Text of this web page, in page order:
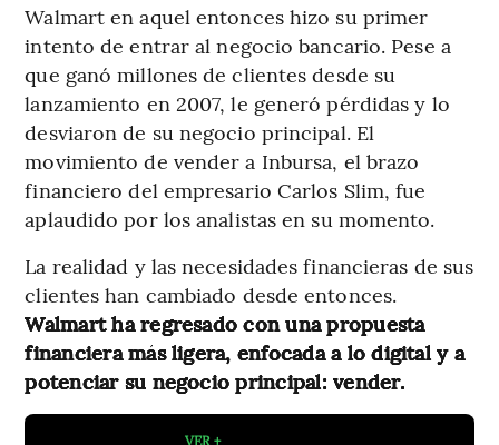
Walmart en aquel entonces hizo su primer
intento de entrar al negocio bancario. Pese a
que ganó millones de clientes desde su
lanzamiento en 2007, le generó pérdidas y lo
desviaron de su negocio principal. El
movimiento de vender a Inbursa, el brazo
financiero del empresario Carlos Slim, fue
aplaudido por los analistas en su momento.
La realidad y las necesidades financieras de sus
clientes han cambiado desde entonces.
Walmart ha regresado con una propuesta
financiera más ligera, enfocada a lo digital y a
potenciar su negocio principal: vender.
VER +